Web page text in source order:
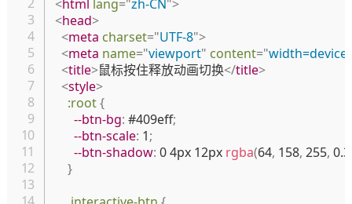
<html lang="zh-CN">
<head>
<meta charset="UTF-8">
<meta name="viewport" content="
<title>鼠标按住释放动画切换</title>
<style>
:root{
--btn-bg: #409eff;
--btn-scale: 1;
--btn-shadow: 0 4px 12px rgba(64, 158, 255, 0.3
}